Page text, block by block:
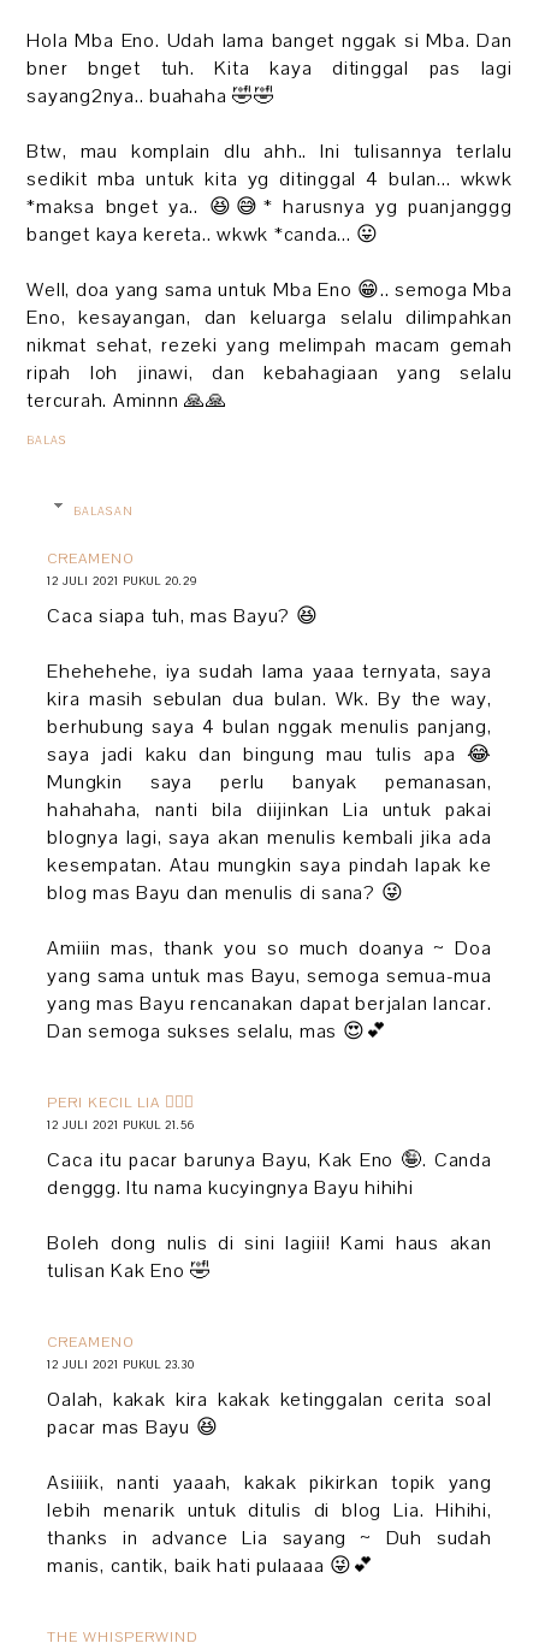
Hola Mba Eno. Udah lama banget nggak si Mba. Dan
bner bnget tuh. Kita kaya ditinggal pas lagi
sayang2nya.. buahaha 🤣🤣
Btw, mau komplain dlu ahh.. Ini tulisannya terlalu
sedikit mba untuk kita yg ditinggal 4 bulan... wkwk
*maksa bnget ya.. 😆😅* harusnya yg puanjanggg
banget kaya kereta.. wkwk *canda... 😛
Well, doa yang sama untuk Mba Eno 😁.. semoga Mba
Eno, kesayangan, dan keluarga selalu dilimpahkan
nikmat sehat, rezeki yang melimpah macam gemah
ripah loh jinawi, dan kebahagiaan yang selalu
tercurah. Aminnn 🙏🙏
BALAS
BALASAN
CREAMENO
12 JULI 2021 PUKUL 20.29
Caca siapa tuh, mas Bayu? 😆
Ehehehehe, iya sudah lama yaaa ternyata, saya
kira masih sebulan dua bulan. Wk. By the way,
berhubung saya 4 bulan nggak menulis panjang,
saya jadi kaku dan bingung mau tulis apa 😂
Mungkin saya perlu banyak pemanasan,
hahahaha, nanti bila diijinkan Lia untuk pakai
blognya lagi, saya akan menulis kembali jika ada
kesempatan. Atau mungkin saya pindah lapak ke
blog mas Bayu dan menulis di sana? 😜
Amiiin mas, thank you so much doanya ~ Doa
yang sama untuk mas Bayu, semoga semua-mua
yang mas Bayu rencanakan dapat berjalan lancar.
Dan semoga sukses selalu, mas 😍💕
PERI KECIL LIA 🧚🏻‍♀️
12 JULI 2021 PUKUL 21.56
Caca itu pacar barunya Bayu, Kak Eno 🤪. Canda
denggg. Itu nama kucyingnya Bayu hihihi
Boleh dong nulis di sini lagiii! Kami haus akan
tulisan Kak Eno 🤣
CREAMENO
12 JULI 2021 PUKUL 23.30
Oalah, kakak kira kakak ketinggalan cerita soal
pacar mas Bayu 😆
Asiiiik, nanti yaaah, kakak pikirkan topik yang
lebih menarik untuk ditulis di blog Lia. Hihihi,
thanks in advance Lia sayang ~ Duh sudah
manis, cantik, baik hati pulaaaa 😜💕
THE WHISPERWIND